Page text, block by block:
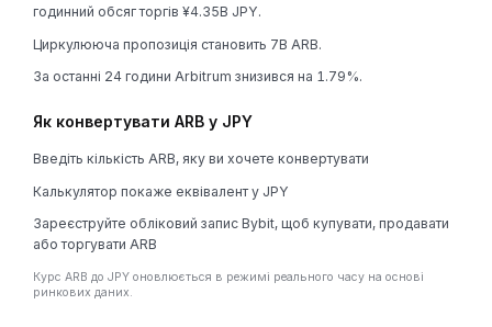
годинний обсяг торгів ¥4.35B JPY.
Циркулююча пропозиція становить 7B ARB.
За останні 24 години Arbitrum знизився на 1.79%.
Як конвертувати ARB у JPY
Введіть кількість ARB, яку ви хочете конвертувати
Калькулятор покаже еквівалент у JPY
Зареєструйте обліковий запис Bybit, щоб купувати, продавати
або торгувати ARB
Курс ARB до JPY оновлюється в режимі реального часу на основі
ринкових даних.